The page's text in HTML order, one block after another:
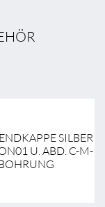
SILBER
U. ABD. C-M-